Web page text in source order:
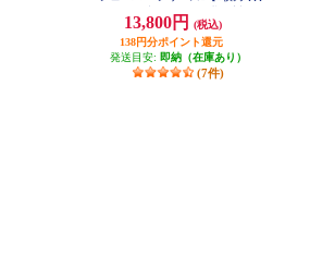
充電式/ブラック】 61-N7200CC-V
13,800円
(税込)
138円分ポイント還元
発送目安: 即納（在庫あり）
(7件)